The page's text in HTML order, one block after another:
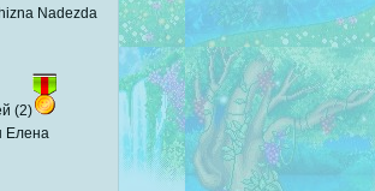
Nadezda
(2)
Елена